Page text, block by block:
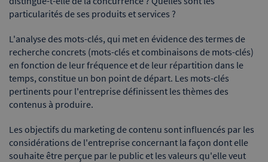
particularités de ses produits et services ?
L'analyse des mots-clés, qui met en évidence des termes de
recherche concrets (mots-clés et combinaisons de mots-clés)
en fonction de leur fréquence et de leur répartition dans le
temps, constitue un bon point de départ. Les mots-clés
pertinents pour l'entreprise définissent les thèmes des
contenus à produire.
Les objectifs du marketing de contenu sont influencés par les
considérations de l'entreprise concernant la façon dont elle
souhaite être perçue par le public et les valeurs qu'elle veut